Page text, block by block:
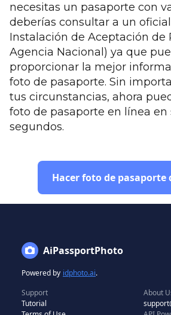
necesitas un pasaporte con
deberías consultar a un
Instalación de Aceptación de
Agencia Nacional) ya que
proporcionar la mejor
foto de pasaporte. Sin
tus circunstancias, ahora
foto de pasaporte en línea en
segundos.
Hacer foto de pasaporte
AiPassportPhoto
Powered by idphoto.ai.
Support
Tutorial
About